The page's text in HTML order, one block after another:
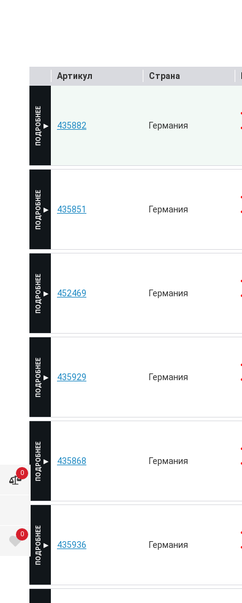
0
0
Артикул Страна
435851 Германия
452469 Германия
435929 Германия
435868 Германия
435936 Германия
435882 Германия